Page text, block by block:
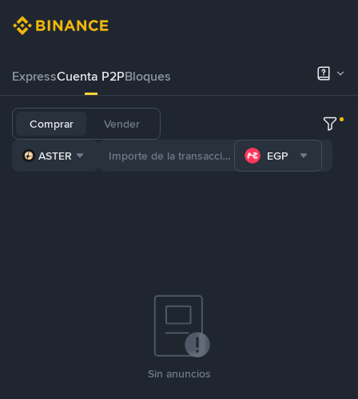
ExpressCuenta P2PBloques
Comprar Vender
ASTER EGP
Sin anuncios